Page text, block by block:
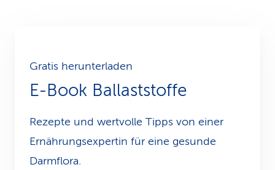
Gratis herunterladen
E-Book Ballaststoffe
Rezepte und wertvolle Tipps von einer
Ernährungsexpertin für eine gesunde
Darmflora.